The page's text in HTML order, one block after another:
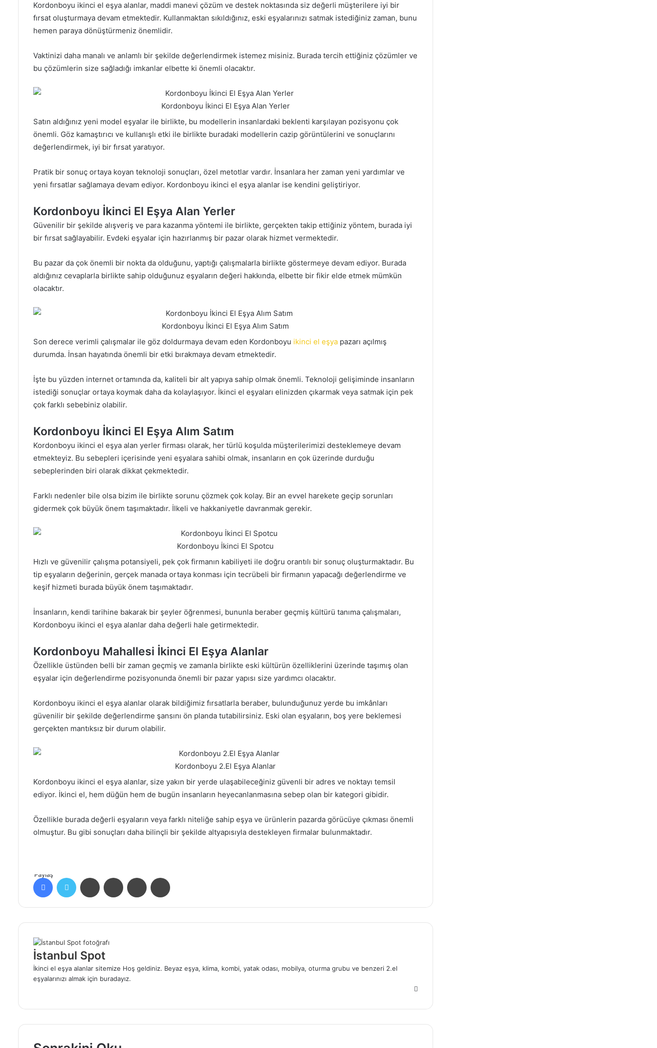
Kordonboyu ikinci el eşya alanlar, maddi manevi çözüm ve destek noktasında siz değerli müşterilere iyi bir
fırsat oluşturmaya devam etmektedir. Kullanmaktan sıkıldığınız, eski eşyalarınızı satmak istediğiniz zaman, bunu
hemen paraya dönüştürmeniz önemlidir.
Vaktinizi daha manalı ve anlamlı bir şekilde değerlendirmek istemez misiniz. Burada tercih ettiğiniz çözümler ve
bu çözümlerin size sağladığı imkanlar elbette ki önemli olacaktır.
Kordonboyu İkinci El Eşya Alan Yerler
Satın aldığınız yeni model eşyalar ile birlikte, bu modellerin insanlardaki beklenti karşılayan pozisyonu çok
önemli. Göz kamaştırıcı ve kullanışlı etki ile birlikte buradaki modellerin cazip görüntülerini ve sonuçlarını
değerlendirmek, iyi bir fırsat yaratıyor.
Pratik bir sonuç ortaya koyan teknoloji sonuçları, özel metotlar vardır. İnsanlara her zaman yeni yardımlar ve
yeni fırsatlar sağlamaya devam ediyor. Kordonboyu ikinci el eşya alanlar ise kendini geliştiriyor.
Kordonboyu İkinci El Eşya Alan Yerler
Güvenilir bir şekilde alışveriş ve para kazanma yöntemi ile birlikte, gerçekten takip ettiğiniz yöntem, burada iyi
bir fırsat sağlayabilir. Evdeki eşyalar için hazırlanmış bir pazar olarak hizmet vermektedir.
Bu pazar da çok önemli bir nokta da olduğunu, yaptığı çalışmalarla birlikte göstermeye devam ediyor. Burada
aldığınız cevaplarla birlikte sahip olduğunuz eşyaların değeri hakkında, elbette bir fikir elde etmek mümkün
olacaktır.
Kordonboyu İkinci El Eşya Alım Satım
Son derece verimli çalışmalar ile göz doldurmaya devam eden Kordonboyu ikinci el eşya pazarı açılmış
durumda. İnsan hayatında önemli bir etki bırakmaya devam etmektedir.
İşte bu yüzden internet ortamında da, kaliteli bir alt yapıya sahip olmak önemli. Teknoloji gelişiminde insanların
istediği sonuçlar ortaya koymak daha da kolaylaşıyor. İkinci el eşyaları elinizden çıkarmak veya satmak için pek
çok farklı sebebiniz olabilir.
Kordonboyu İkinci El Eşya Alım Satım
Kordonboyu ikinci el eşya alan yerler firması olarak, her türlü koşulda müşterilerimizi desteklemeye devam
etmekteyiz. Bu sebepleri içerisinde yeni eşyalara sahibi olmak, insanların en çok üzerinde durduğu
sebeplerinden biri olarak dikkat çekmektedir.
Farklı nedenler bile olsa bizim ile birlikte sorunu çözmek çok kolay. Bir an evvel harekete geçip sorunları
gidermek çok büyük önem taşımaktadır. İlkeli ve hakkaniyetle davranmak gerekir.
Kordonboyu İkinci El Spotcu
Hızlı ve güvenilir çalışma potansiyeli, pek çok firmanın kabiliyeti ile doğru orantılı bir sonuç oluşturmaktadır. Bu
tip eşyaların değerinin, gerçek manada ortaya konması için tecrübeli bir firmanın yapacağı değerlendirme ve
keşif hizmeti burada büyük önem taşımaktadır.
İnsanların, kendi tarihine bakarak bir şeyler öğrenmesi, bununla beraber geçmiş kültürü tanıma çalışmaları,
Kordonboyu ikinci el eşya alanlar daha değerli hale getirmektedir.
Kordonboyu Mahallesi İkinci El Eşya Alanlar
Özellikle üstünden belli bir zaman geçmiş ve zamanla birlikte eski kültürün özelliklerini üzerinde taşımış olan
eşyalar için değerlendirme pozisyonunda önemli bir pazar yapısı size yardımcı olacaktır.
Kordonboyu ikinci el eşya alanlar olarak bildiğimiz fırsatlarla beraber, bulunduğunuz yerde bu imkânları
güvenilir bir şekilde değerlendirme şansını ön planda tutabilirsiniz. Eski olan eşyaların, boş yere beklemesi
gerçekten mantıksız bir durum olabilir.
Kordonboyu 2.El Eşya Alanlar
Kordonboyu ikinci el eşya alanlar, size yakın bir yerde ulaşabileceğiniz güvenli bir adres ve noktayı temsil
ediyor. İkinci el, hem düğün hem de bugün insanların heyecanlanmasına sebep olan bir kategori gibidir.
Özellikle burada değerli eşyaların veya farklı niteliğe sahip eşya ve ürünlerin pazarda görücüye çıkması önemli
olmuştur. Bu gibi sonuçları daha bilinçli bir şekilde altyapısıyla destekleyen firmalar bulunmaktadır.
Paylaş
İstanbul Spot
İkinci el eşya alanlar sitemize Hoş geldiniz. Beyaz eşya, klima, kombi, yatak odası, mobilya, oturma grubu ve benzeri 2.el
eşyalarınızı almak için buradayız.
b